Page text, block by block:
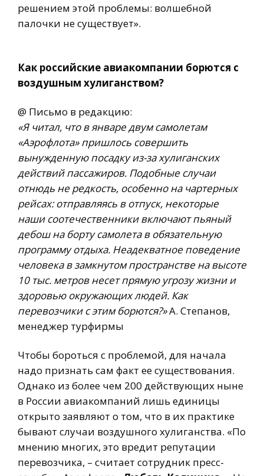
решением этой проблемы: волшебной
палочки не существует».
Как российские авиакомпании борются с
воздушным хулиганством?
@ Письмо в редакцию:
«Я читал, что в январе двум самолетам
«Аэрофлота» пришлось совершить
вынужденную посадку из-за хулиганских
действий пассажиров. Подобные случаи
отнюдь не редкость, особенно на чартерных
рейсах: отправляясь в отпуск, некоторые
наши соотечественники включают пьяный
дебош на борту самолета в обязательную
программу отдыха. Неадекватное поведение
человека в замкнутом пространстве на высоте
10 тыс. метров несет прямую угрозу жизни и
здоровью окружающих людей. Как
перевозчики с этим борются?»А. Степанов,
менеджер турфирмы
Чтобы бороться с проблемой, для начала
надо признать сам факт ее существования.
Однако из более чем 200 действующих ныне
в России авиакомпаний лишь единицы
открыто заявляют о том, что в их практике
бывают случаи воздушного хулиганства. «По
мнению многих, это вредит репутации
перевозчика, – считает сотрудник пресс-